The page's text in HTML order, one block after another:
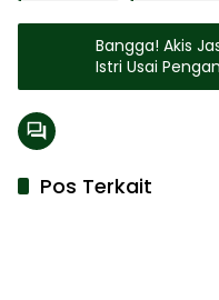
Bangga! Akis
Istri Usai
Sumenep
Pos Terkait